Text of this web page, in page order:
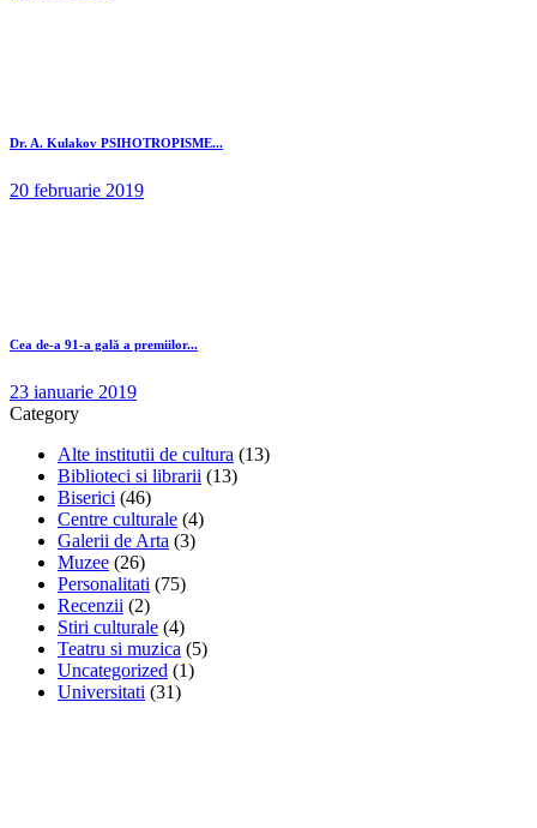
Dr. A. Kulakov PSIHOTROPISME...
20 februarie 2019
Cea de-a 91-a gală a premiilor...
23 ianuarie 2019
Category
Alte institutii de cultura (13)
Biblioteci si librarii (13)
Biserici (46)
Centre culturale (4)
Galerii de Arta (3)
Muzee (26)
Personalitati (75)
Recenzii (2)
Stiri culturale (4)
Teatru si muzica (5)
Uncategorized (1)
Universitati (31)